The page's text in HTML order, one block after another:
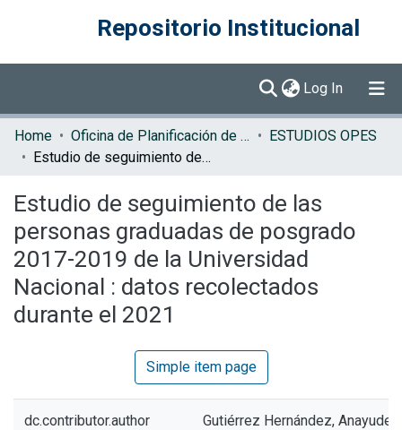
Repositorio Institucional
Log In (current)
Communities & Collections
Browse DSpace
Statistics
Home Oficina de Planificación de la Educación Superior (OPES)
ESTUDIOS OPES
Estudio de seguimiento de las personas graduadas de posgrado 2017-2019 de la Universidad Nacional : datos recolectados durante el 2021
Estudio de seguimiento de las
personas graduadas de posgrado
2017-2019 de la Universidad
Nacional : datos recolectados
durante el 2021
Simple item page
dc.contributor.author Gutiérrez Hernández, Anayudel